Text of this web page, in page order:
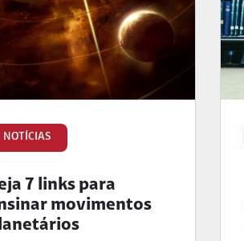
NOTÍCIAS
7 links para
movimentos